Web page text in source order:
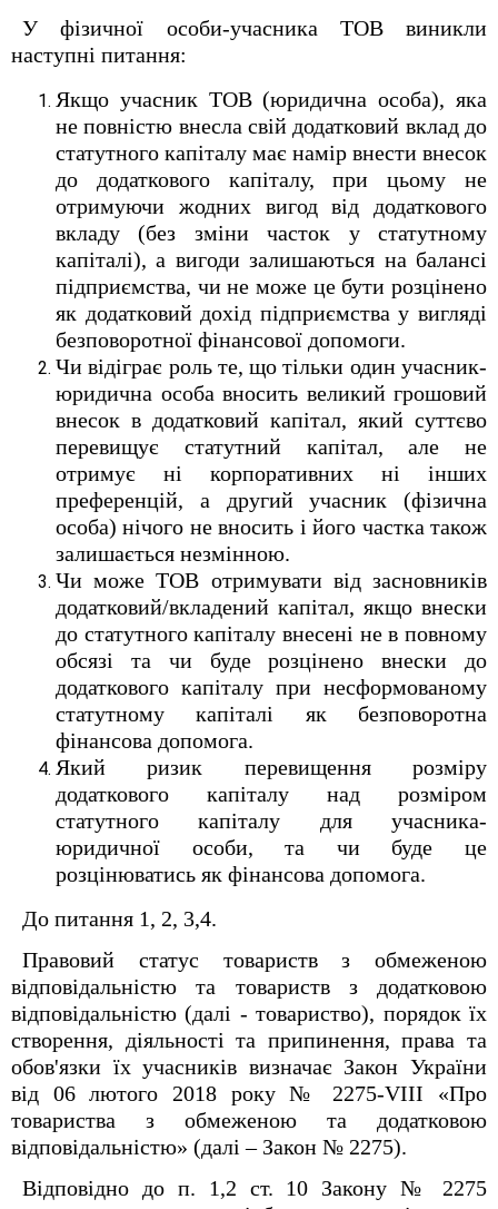
У фізичної особи-учасника ТОВ виникли
наступні питання:
Якщо учасник ТОВ (юридична особа), яка
не повністю внесла свій додатковий вклад до
статутного капіталу має намір внести внесок
до додаткового капіталу, при цьому не
отримуючи жодних вигод від додаткового
вкладу (без зміни часток у статутному
капіталі), а вигоди залишаються на балансі
підприємства, чи не може це бути розцінено
як додатковий дохід підприємства у вигляді
безповоротної фінансової допомоги.
Чи відіграє роль те, що тільки один учасник-
юридична особа вносить великий грошовий
внесок в додатковий капітал, який суттєво
перевищує статутний капітал, але не
отримує ні корпоративних ні інших
преференцій, а другий учасник (фізична
особа) нічого не вносить і його частка також
залишається незмінною.
Чи може ТОВ отримувати від засновників
додатковий/вкладений капітал, якщо внески
до статутного капіталу внесені не в повному
обсязі та чи буде розцінено внески до
додаткового капіталу при несформованому
статутному капіталі як безповоротна
фінансова допомога.
Який ризик перевищення розміру
додаткового капіталу над розміром
статутного капіталу для учасника-
юридичної особи, та чи буде це
розцінюватись як фінансова допомога.
До питання 1, 2, 3,4.
Правовий статус товариств з обмеженою
відповідальністю та товариств з додатковою
відповідальністю (далі - товариство), порядок їх
створення, діяльності та припинення, права та
обов'язки їх учасників визначає Закон України
від 06 лютого 2018 року № 2275-VIII «Про
товариства з обмеженою та додатковою
відповідальністю» (далі – Закон № 2275).
Відповідно до п. 1,2 ст. 10 Закону № 2275